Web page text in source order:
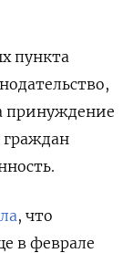
пункта
принуждение
граждан
, что
в феврале